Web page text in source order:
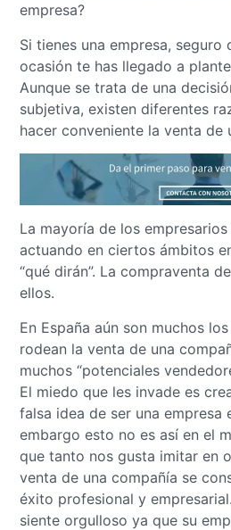
empresa?
Si tienes una empresa, seguro
ocasión te has llegado a
Aunque se trata de una
subjetiva, existen diferentes
hacer conveniente la venta de
La mayoría de los
actuando en ciertos ámbitos
“qué dirán”. La compraventa
ellos.
En España aún son muchos
rodean la venta de una
muchos “potenciales
El miedo que les invade es
falsa idea de ser una empresa
embargo esto no es así en el
que tanto nos gusta imitar en
venta de una compañía se
éxito profesional y
siente orgulloso ya que su